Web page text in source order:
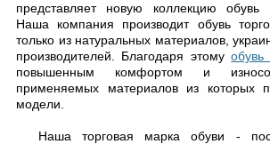
представляет новую коллекцию
Наша компания производит обувь
только из натуральных материалов,
производителей. Благодаря этомуобувь
повышенным комфортом и
применяемых материалов из которых
модели.
Наша торговая марка обуви -